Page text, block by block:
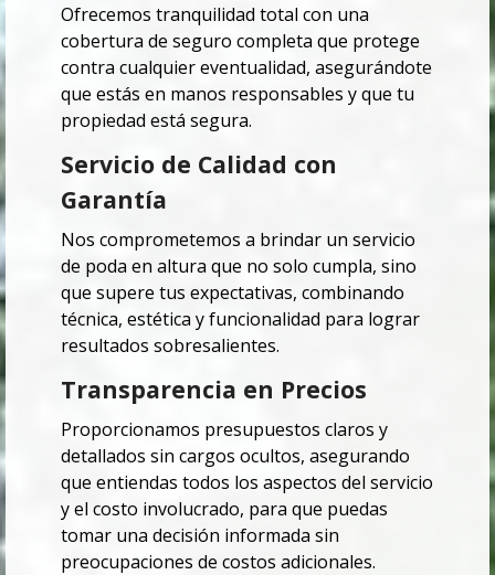
Ofrecemos tranquilidad total con una
cobertura de seguro completa que protege
contra cualquier eventualidad, asegurándote
que estás en manos responsables y que tu
propiedad está segura.
Servicio de Calidad con
Garantía
Nos comprometemos a brindar un servicio
de poda en altura que no solo cumpla, sino
que supere tus expectativas, combinando
técnica, estética y funcionalidad para lograr
resultados sobresalientes.
Transparencia en Precios
Proporcionamos presupuestos claros y
detallados sin cargos ocultos, asegurando
que entiendas todos los aspectos del servicio
y el costo involucrado, para que puedas
tomar una decisión informada sin
preocupaciones de costos adicionales.